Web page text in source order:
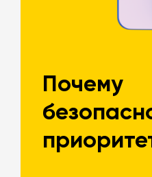
Почему